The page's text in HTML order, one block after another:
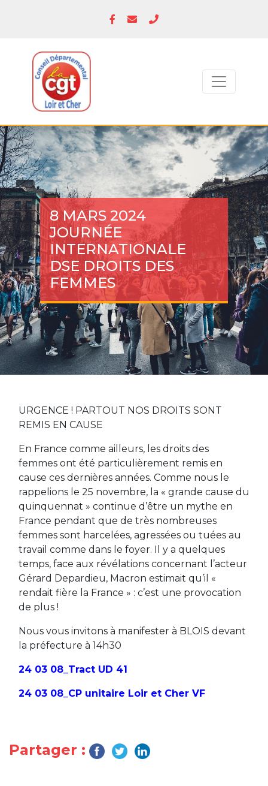
8 MARS 2024
JOURNÉE
INTERNATIONALE
DSE DROITS DES
FEMMES
URGENCE ! PARTOUT NOS DROITS SONT
REMIS EN CAUSE
En France comme ailleurs, les droits des
femmes ont été particulièrement remis en
cause ces dernières années. Comme nous le
rappelions le 25 novembre, la « grande cause du
quinquennat » continue d’être un mythe en
France pendant que de très nombreuses
femmes sont harcelées, agressées ou tuées au
travail comme dans le foyer. Il y a quelques
temps, face aux révélations concernant l’acteur
Gérard Depardieu, Macron estimait qu’il «
rendait fière la France » : c’est une provocation
de plus !
Nous vous invitons à manifester à BLOIS devant
la préfecture à 14h30
24 03 08_Tract UD 41
24 03 08_CP unitaire Loir et Cher VF
Partager :